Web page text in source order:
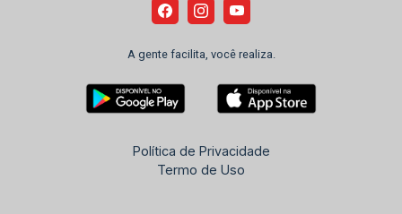
A gente facilita, você realiza.
Política de Privacidade
Termo de Uso